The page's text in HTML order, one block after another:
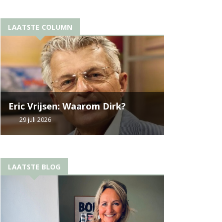
LAATSTE COLUMN
Eric Vrijsen: Waarom Dirk?
29 juli 2026
LAATSTE BLOG